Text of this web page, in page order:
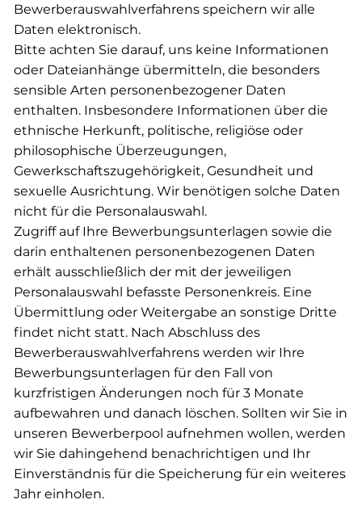
Bewerberauswahlverfahrens speichern wir alle
Daten elektronisch.
Bitte achten Sie darauf, uns keine Informationen
oder Dateianhänge übermitteln, die besonders
sensible Arten personenbezogener Daten
enthalten. Insbesondere Informationen über die
ethnische Herkunft, politische, religiöse oder
philosophische Überzeugungen,
Gewerkschaftszugehörigkeit, Gesundheit und
sexuelle Ausrichtung. Wir benötigen solche Daten
nicht für die Personalauswahl.
Zugriff auf Ihre Bewerbungsunterlagen sowie die
darin enthaltenen personenbezogenen Daten
erhält ausschließlich der mit der jeweiligen
Personalauswahl befasste Personenkreis. Eine
Übermittlung oder Weitergabe an sonstige Dritte
findet nicht statt. Nach Abschluss des
Bewerberauswahlverfahrens werden wir Ihre
Bewerbungsunterlagen für den Fall von
kurzfristigen Änderungen noch für 3 Monate
aufbewahren und danach löschen. Sollten wir Sie in
unseren Bewerberpool aufnehmen wollen, werden
wir Sie dahingehend benachrichtigen und Ihr
Einverständnis für die Speicherung für ein weiteres
Jahr einholen.​